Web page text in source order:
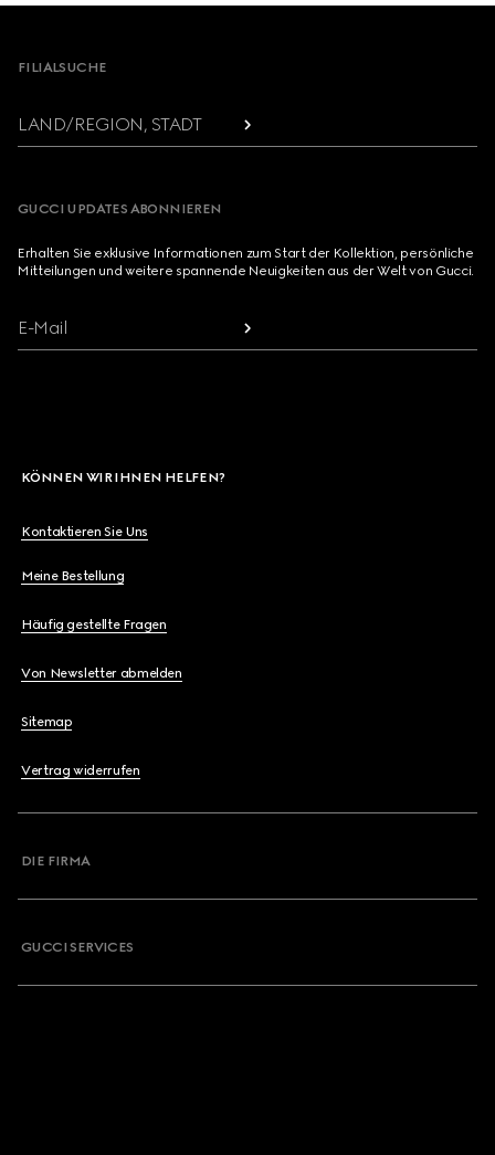
FILIALSUCHE
LAND/REGION, STADT
GUCCI UPDATES ABONNIEREN
Erhalten Sie exklusive Informationen zum Start der Kollektion, persönliche
Mitteilungen und weitere spannende Neuigkeiten aus der Welt von Gucci.
E-Mail
KÖNNEN WIR IHNEN HELFEN?
Kontaktieren Sie Uns
Meine Bestellung
Häufig gestellte Fragen
Von Newsletter abmelden
Sitemap
Vertrag widerrufen
DIE FIRMA
GUCCI SERVICES